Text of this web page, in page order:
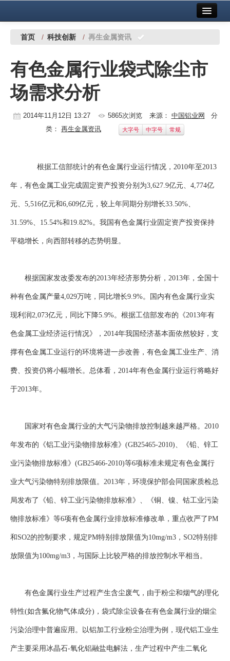
中国有色金属报社主办 广告服务
铜镍铅锌
铝
稀有稀土
地矿 建设
党建工作
企业文化
首页 / 科技创新 / 再生金属资讯
有色金属行业袋式除尘市
场需求分析
2014年11月12日 13:27 5865次浏览 来源： 中国铝业网 分
类： 再生金属资讯 大字号 中字号 常规
根据工信部统计的有色金属行业运行情况，2010年至2013
年，有色金属工业完成固定资产投资分别为3,627.9亿元、4,774亿
元、5,516亿元和6,609亿元，较上年同期分别增长33.50%、
31.59%、15.54%和19.82%。我国有色金属行业固定资产投资保持
平稳增长，向西部转移的态势明显。
根据国家发改委发布的2013年经济形势分析，2013年，全国十
种有色金属产量4,029万吨，同比增长9.9%。国内有色金属行业实
现利润2,073亿元，同比下降5.9%。根据工信部发布的《2013年有
色金属工业经济运行情况》，2014年我国经济基本面依然较好，支
撑有色金属工业运行的环境将进一步改善，有色金属工业生产、消
费、投资仍将小幅增长。总体看，2014年有色金属行业运行将略好
于2013年。
国家对有色金属行业的大气污染物排放控制越来越严格。2010
年发布的《铝工业污染物排放标准》(GB25465-2010)、《铅、锌工
业污染物排放标准》(GB25466-2010)等6项标准未规定有色金属行
业大气污染物特别排放限值。2013年，环境保护部会同国家质检总
局发布了《铅、锌工业污染物排放标准》、《铜、镍、钴工业污染
物排放标准》等6项有色金属行业排放标准修改单，重点收严了PM
和SO2的控制要求，规定PM特别排放限值为10mg/m3，SO2特别排
放限值为100mg/m3，与国际上比较严格的排放控制水平相当。
有色金属行业生产过程产生含尘废气，由于粉尘和烟气的理化
特性(如含氟化物气体成分)，袋式除尘设备在有色金属行业的烟尘
污染治理中普遍应用。以铝加工行业粉尘治理为例，现代铝工业生
产主要采用冰晶石-氧化铝融盐电解法，生产过程中产生二氧化